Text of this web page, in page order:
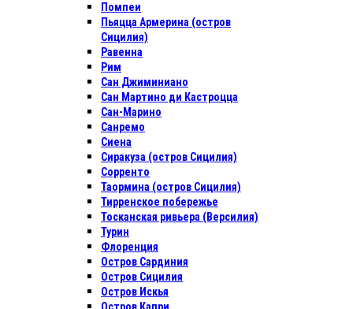
Помпеи
Пьяцца Армерина (остров
Сицилия)
Равенна
Рим
Сан Джиминиано
Сан Мартино ди Кастроцца
Сан-Марино
Санремо
Сиена
Сиракуза (остров Сицилия)
Сорренто
Таормина (остров Сицилия)
Тирренское побережье
Тосканская ривьера (Версилия)
Турин
Флоренция
Остров Сардиния
Остров Сицилия
Остров Искья